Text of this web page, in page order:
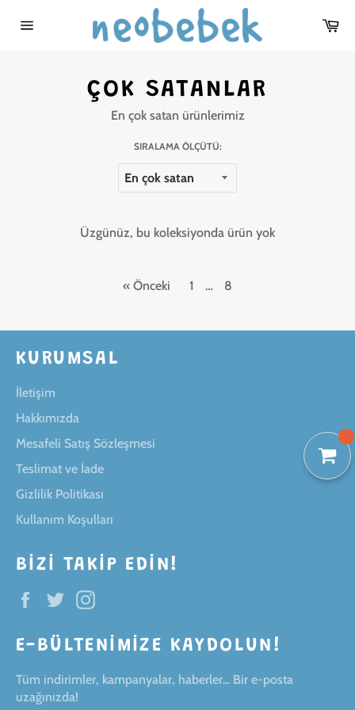
ÇOK SATANLAR
En çok satan ürünlerimiz
SIRALAMA ÖLÇÜTÜ:
Üzgünüz, bu koleksiyonda ürün yok
« Önceki 1 … 8
KURUMSAL
İletişim
Hakkımızda
Mesafeli Satış Sözleşmesi
Teslimat ve İade
Gizlilik Politikası
Kullanım Koşulları
BIZI TAKIP EDIN!
Facebook
Twitter
E-BÜLTENIMIZE KAYDOLUN!
Tüm indirimler, kampanyalar, haberler... Bir e-posta
uzağınızda!